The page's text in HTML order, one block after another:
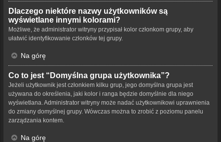
Dlaczego niektóre nazwy użytkowników są
wyświetlane innymi kolorami?
Możliwe, że administrator witryny przypisał kolor członkom grupy, aby
ułatwić identyfikowanie członków tej grupy.
Na górę
Co to jest “Domyślna grupa użytkownika”?
Jeżeli użytkownik jest członkiem kilku grup, jego domyślna grupa jest
używana do określenia, jaki kolor i ranga będzie domyślnie dla niego
wyświetlana. Administrator witryny może nadać użytkownikowi uprawnienia
do zmiany domyślnej grupy. Wówczas można to zrobić z poziomu panelu
zarządzania kontem.
Na górę